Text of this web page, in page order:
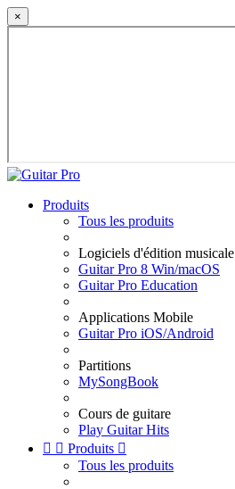
×
Produits
Tous les produits
Logiciels d'édition musicale
Guitar Pro 8 Win/macOS
Guitar Pro Education
Applications Mobile
Guitar Pro iOS/Android
Partitions
MySongBook
Cours de guitare
Play Guitar Hits
  Produits 
Tous les produits